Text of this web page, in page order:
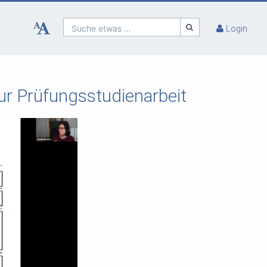
Suche etwas ... Login
Prüfungsstudienarbeit